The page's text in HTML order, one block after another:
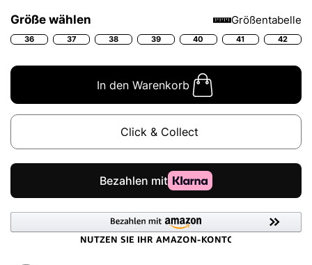
Größe wählen Größentabelle
36 37 38 39 40 41 42
In den Warenkorb
Click & Collect